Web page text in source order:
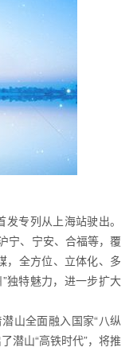
专列从上海站驶出。
宁、宁安、合福等，覆
，全方位、立体化、多
独特魅力，进一步扩大
山全面融入国家“八纵
潜山“高铁时代”，将推